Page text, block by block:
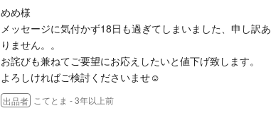
めめ様
メッセージに気付かず18日も過ぎてしまいました、申し訳あ
りません。。
お詫びも兼ねてご要望にお応えしたいと値下げ致します。
よろしければご検討くださいませ☺️
出品者 こてとま - 3年以上前